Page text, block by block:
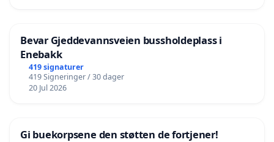
Bevar Gjeddevannsveien bussholdeplass i
Enebakk
419 signaturer
419 Signeringer / 30 dager
20 Jul 2026
Gi buekorpsene den støtten de fortjener!